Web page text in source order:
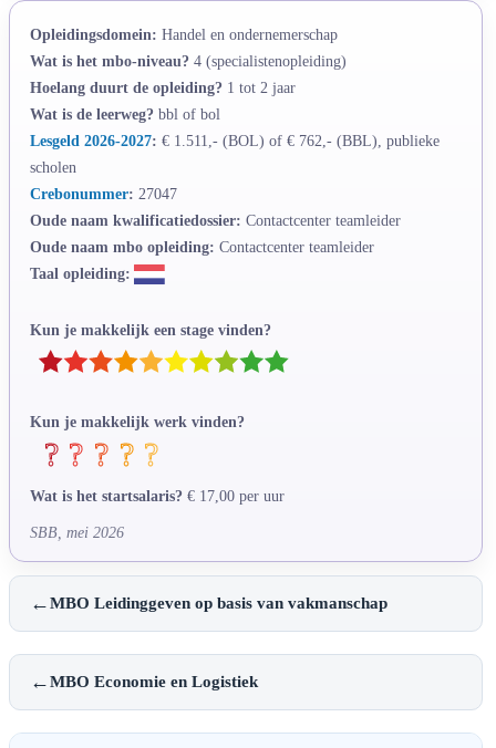
Opleidingsdomein: Handel en ondernemerschap
Wat is het mbo-niveau? 4 (specialistenopleiding)
Hoelang duurt de opleiding? 1 tot 2 jaar
Wat is de leerweg? bbl of bol
Lesgeld 2026-2027: € 1.511,- (BOL) of € 762,- (BBL), publieke
scholen
Crebonummer: 27047
Oude naam kwalificatiedossier: Contactcenter teamleider
Oude naam mbo opleiding: Contactcenter teamleider
Taal opleiding:
Kun je makkelijk een stage vinden?
Kun je makkelijk werk vinden?
Wat is het startsalaris? € 17,00 per uur
SBB, mei 2026
←MBO Leidinggeven op basis van vakmanschap
←MBO Economie en Logistiek